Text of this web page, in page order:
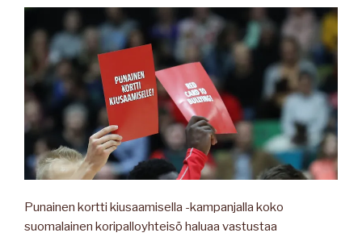
Punainen kortti kiusaamisella -kampanjalla koko
suomalainen koripalloyhteisö haluaa vastustaa